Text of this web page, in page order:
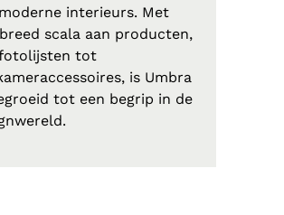
interieurs. Met
scala aan producten,
tot
is Umbra
tot een begrip in de